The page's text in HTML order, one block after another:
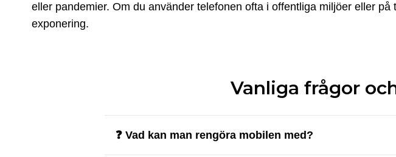
eller pandemier. Om du använder telefonen ofta i offentliga miljöer eller
exponering.
Vanliga frågor
❓ Vad kan man rengöra mobilen med?